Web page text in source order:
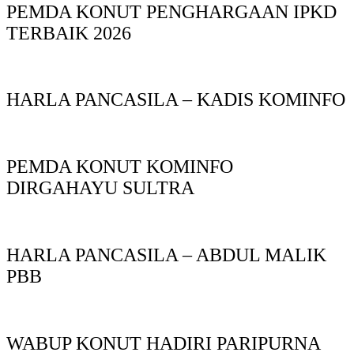
PEMDA KONUT PENGHARGAAN IPKD
TERBAIK 2026
HARLA PANCASILA – KADIS KOMINFO
PEMDA KONUT KOMINFO
DIRGAHAYU SULTRA
HARLA PANCASILA – ABDUL MALIK
PBB
WABUP KONUT HADIRI PARIPURNA